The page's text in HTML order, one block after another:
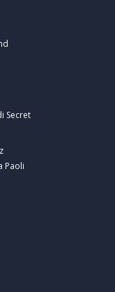
Secret
Paoli